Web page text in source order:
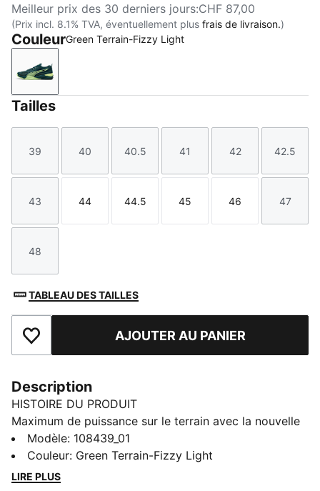
Meilleur prix des 30 derniers jours:CHF 87,00
(Prix incl. 8.1% TVA, éventuellement plus frais de livraison.)
CouleurGreen Terrain-Fizzy Light
Green Terrain-Fizzy Light
Tailles
Taille
39
Taille
40
Taille
40.5
Taille
41
Taille
42
Taille
42.5
Taille
43
Taille
44
Taille
44.5
Taille
45
Taille
46
Taille
47
Taille
48
TABLEAU DES TAILLES
Ajouter aux favorisAJOUTER AU PANIER
Description
HISTOIRE DU PRODUIT
Maximum de puissance sur le terrain avec la nouvelle
ELIMINATE NITRO™ 4. Spécialement conçue pour jouer
un handball explosif, elle mise sur une semelle
extérieure et une tige qui offrent un soutien optimal
Modèle: 108439_01
Couleur: Green Terrain-Fizzy Light
LIRE PLUS